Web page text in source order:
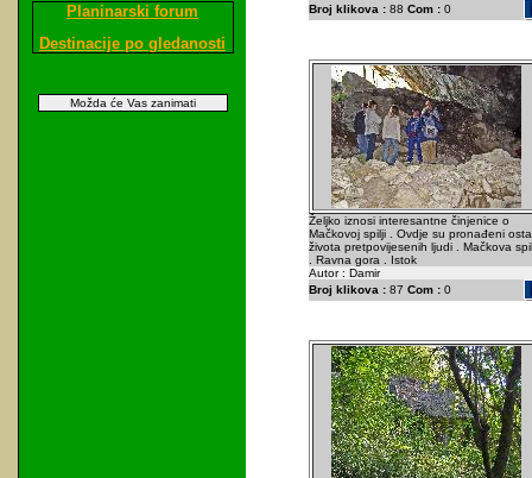
Planinarski forum
Destinacije po gledanosti
Možda će Vas zanimati
Broj klikova :88 Com :0
Željko iznosi interesantne činjenice o
Mačkovoj spilji . Ovdje su pronađeni
života pretpovijesenih ljudi . Mačkova
. Ravna gora . Istok
Autor : Damir
Broj klikova :87 Com :0